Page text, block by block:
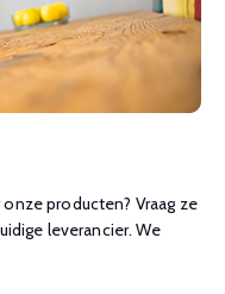
producten? Vraag ze
leverancier. We